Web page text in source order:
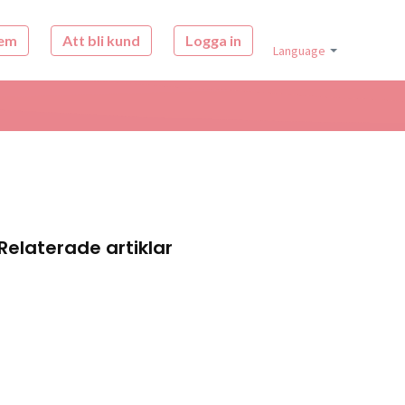
Att bli kund Logga in
Language
artiklar